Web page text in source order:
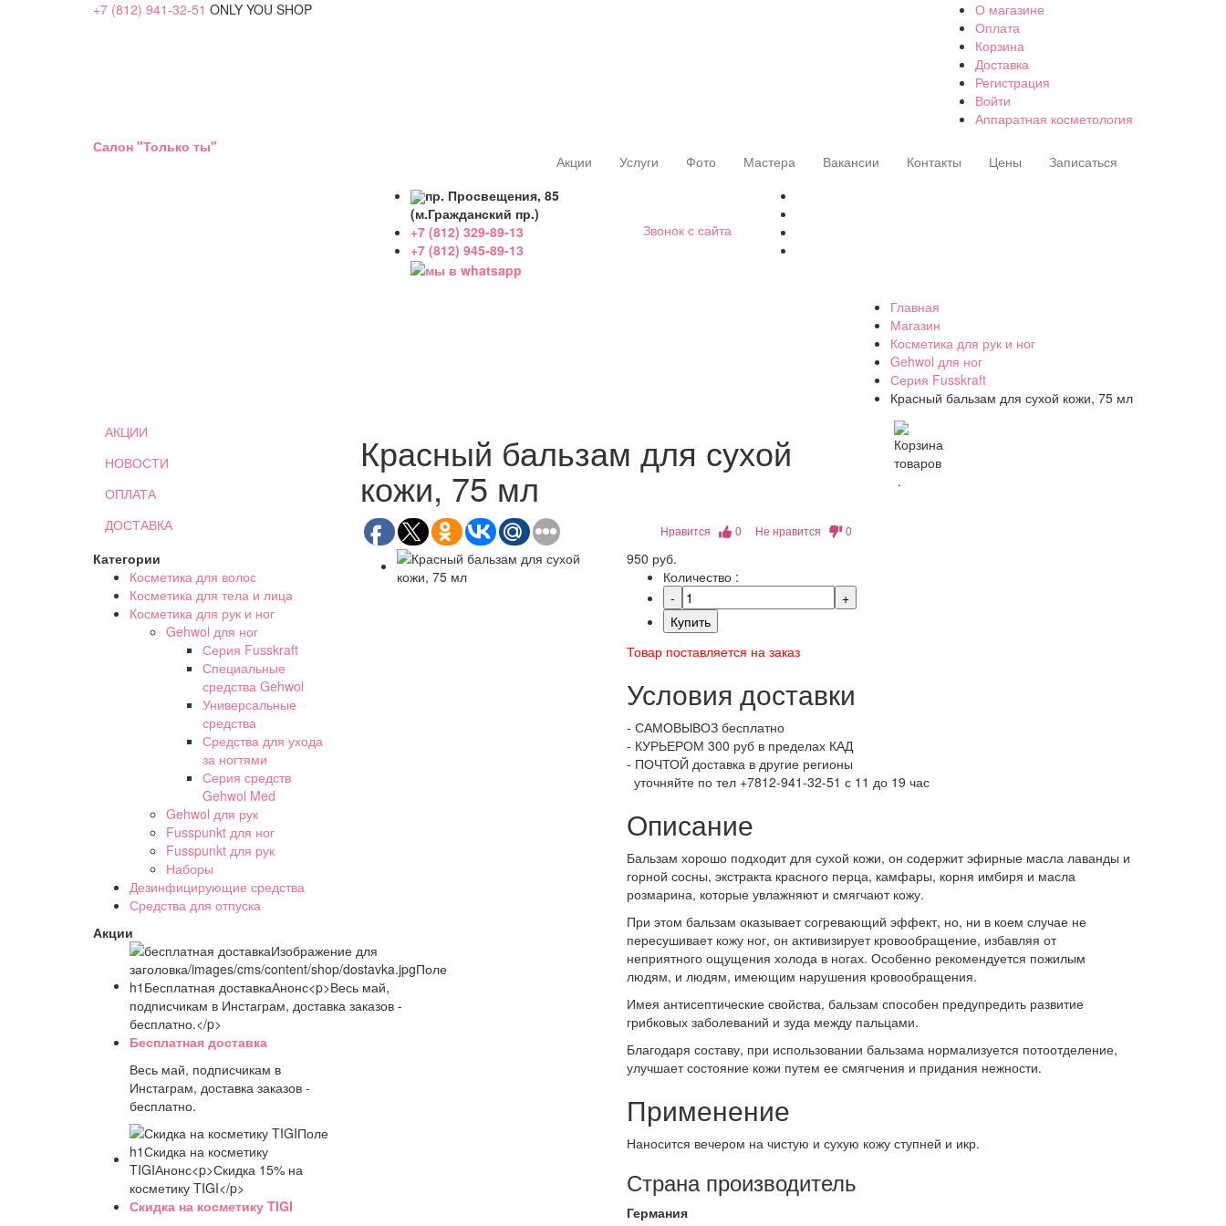
+7 (812) 941-32-51 ONLY YOU SHOP
О магазине
Оплата
Корзина
Доставка
Регистрация
Войти
Аппаратная косметология
Салон "Только ты"
Акции
Услуги Фото Мастера Вакансии Контакты Цены
Записаться
пр. Просвещения, 85
(м.Гражданский пр.)
+7 (812) 329-89-13
+7 (812) 945-89-13
Звонок с сайта
Главная
Магазин
Косметика для рук и ног
Gehwol для ног
Серия Fusskraft
Красный бальзам для сухой кожи, 75 мл
АКЦИИ
НОВОСТИ
ОПЛАТА
ДОСТАВКА
Красный бальзам для сухой
кожи, 75 мл
Нравится 0 Не нравится 0
Корзина
товаров
.
Категории
Косметика для волос
Косметика для тела и лица
Косметика для рук и ног
Gehwol для ног
Серия Fusskraft
Специальные
средства Gehwol
Универсальные
средства
Средства для ухода
за ногтями
Серия средств
Gehwol Med
Gehwol для рук
Fusspunkt для ног
Fusspunkt для рук
Наборы
Дезинфицирующие средства
Средства для отпуска
Акции
Бесплатная доставка
Весь май, подписчикам в
Инстаграм, доставка заказов -
бесплатно.
Скидка на косметику TIGI
950 руб.
Количество :
Купить
Товар поставляется на заказ
Условия доставки
- САМОВЫВОЗ бесплатно
- КУРЬЕРОМ 300 руб в пределах КАД
- ПОЧТОЙ доставка в другие регионы
уточняйте по тел +7812-941-32-51 с 11 до 19 час
Описание
Бальзам хорошо подходит для сухой кожи, он содержит эфирные масла лаванды и
горной сосны, экстракта красного перца, камфары, корня имбиря и масла
розмарина, которые увлажняют и смягчают кожу.
При этом бальзам оказывает согревающий эффект, но, ни в коем случае не
пересушивает кожу ног, он активизирует кровообращение, избавляя от
неприятного ощущения холода в ногах. Особенно рекомендуется пожилым
людям, и людям, имеющим нарушения кровообращения.
Имея антисептические свойства, бальзам способен предупредить развитие
грибковых заболеваний и зуда между пальцами.
Благодаря составу, при использовании бальзама нормализуется потоотделение,
улучшает состояние кожи путем ее смягчения и придания нежности.
Применение
Наносится вечером на чистую и сухую кожу ступней и икр.
Страна производитель
Германия